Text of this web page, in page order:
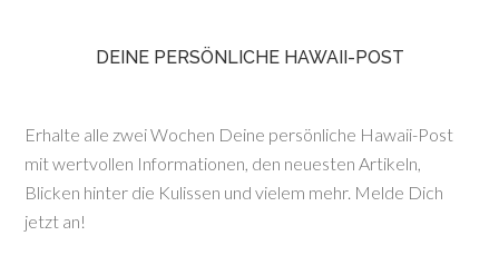
DEINE PERSÖNLICHE HAWAII-POST
Erhalte alle zwei Wochen Deine persönliche Hawaii-Post
mit wertvollen Informationen, den neuesten Artikeln,
Blicken hinter die Kulissen und vielem mehr. Melde Dich
jetzt an!